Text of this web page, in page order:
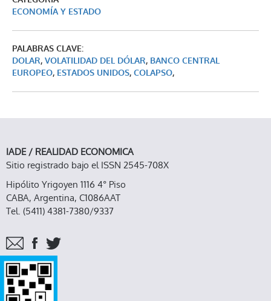
ECONOMÍA Y ESTADO
PALABRAS CLAVE:
DOLAR, VOLATILIDAD DEL DÓLAR, BANCO CENTRAL
EUROPEO, ESTADOS UNIDOS, COLAPSO,
IADE / REALIDAD ECONOMICA
Sitio registrado bajo el ISSN 2545-708X
Hipólito Yrigoyen 1116 4° Piso
CABA, Argentina, C1086AAT
Tel. (5411) 4381-7380/9337